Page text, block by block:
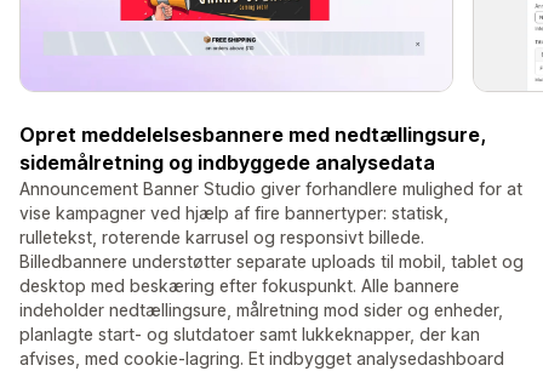
Opret meddelelsesbannere med nedtællingsure,
sidemålretning og indbyggede analysedata
Announcement Banner Studio giver forhandlere mulighed for at
vise kampagner ved hjælp af fire bannertyper: statisk,
rulletekst, roterende karrusel og responsivt billede.
Billedbannere understøtter separate uploads til mobil, tablet og
desktop med beskæring efter fokuspunkt. Alle bannere
indeholder nedtællingsure, målretning mod sider og enheder,
planlagte start- og slutdatoer samt lukkeknapper, der kan
afvises, med cookie-lagring. Et indbygget analysedashboard